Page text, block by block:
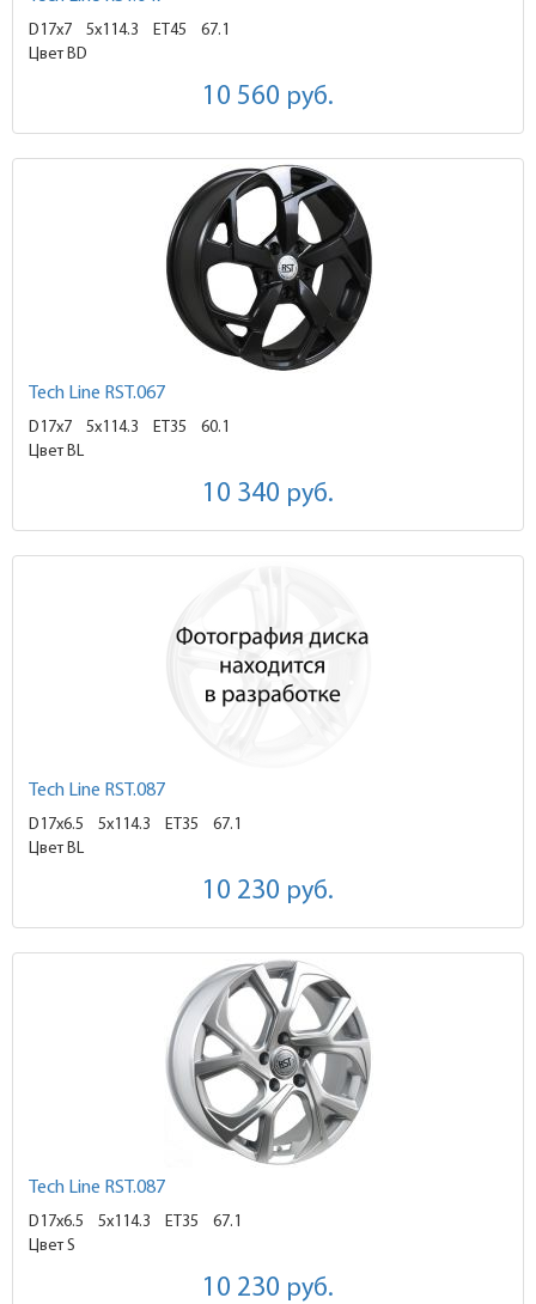
D17x7 5x114.3 ET45
67.1
Цвет BD
10 560 руб.
Tech Line RST.067
D17x7 5x114.3 ET35
60.1
Цвет BL
10 340 руб.
Tech Line RST.087
D17x6.5 5x114.3 ET35
67.1
Цвет BL
10 230 руб.
Tech Line RST.087
D17x6.5 5x114.3 ET35
67.1
Цвет S
10 230 руб.